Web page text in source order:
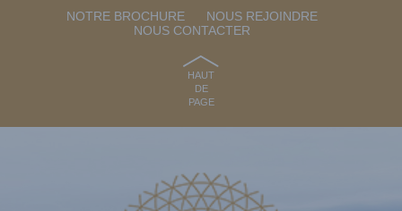
NOTRE BROCHURE
NOUS REJOINDRE
NOUS CONTACTER
HAUT
DE
PAGE